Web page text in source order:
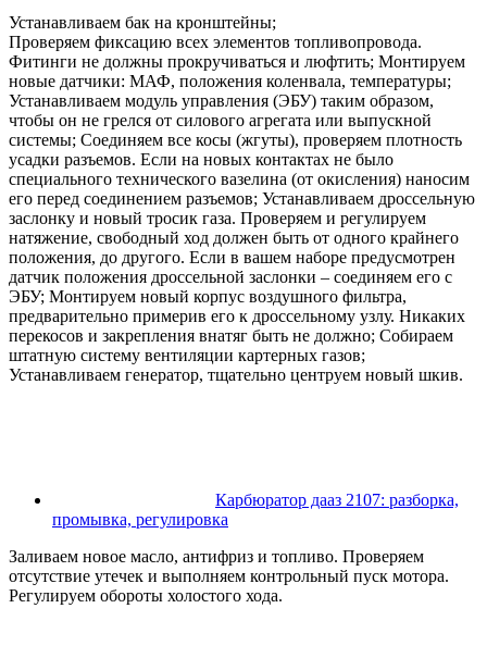
Устанавливаем бак на кронштейны;
Проверяем фиксацию всех элементов топливопровода.
Фитинги не должны прокручиваться и люфтить; Монтируем
новые датчики: МАФ, положения коленвала, температуры;
Устанавливаем модуль управления (ЭБУ) таким образом,
чтобы он не грелся от силового агрегата или выпускной
системы; Соединяем все косы (жгуты), проверяем плотность
усадки разъемов. Если на новых контактах не было
специального технического вазелина (от окисления) наносим
его перед соединением разъемов; Устанавливаем дроссельную
заслонку и новый тросик газа. Проверяем и регулируем
натяжение, свободный ход должен быть от одного крайнего
положения, до другого. Если в вашем наборе предусмотрен
датчик положения дроссельной заслонки – соединяем его с
ЭБУ; Монтируем новый корпус воздушного фильтра,
предварительно примерив его к дроссельному узлу. Никаких
перекосов и закрепления внатяг быть не должно; Собираем
штатную систему вентиляции картерных газов;
Устанавливаем генератор, тщательно центруем новый шкив.
Карбюратор дааз 2107: разборка,
промывка, регулировка
Заливаем новое масло, антифриз и топливо. Проверяем
отсутствие утечек и выполняем контрольный пуск мотора.
Регулируем обороты холостого хода.